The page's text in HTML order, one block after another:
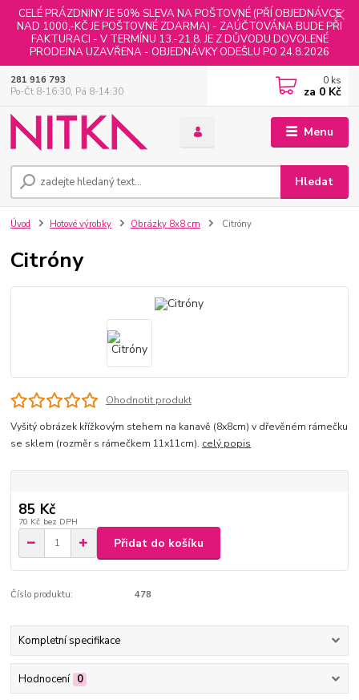
CELÉ PRÁZDNINY JE 50% SLEVA NA POŠTOVNÉ (PŘÍ OBJEDNÁVCE
NAD 1000,-KČ JE POŠTOVNÉ ZDARMA) - ZAÚČTOVÁNA BUDE PŘI
FAKTURACI - V TERMÍNU 13.-21.8. JE Z DŮVODU DOVOLENÉ
PRODEJNA UZAVŘENA - OBJEDNÁVKY ODEŠLU PO 24.8.2026
Menu
Hledat
281 916 793
Po-Čt 8-16:30, Pá 8-14:30
0 ks
za 0 Kč
Úvod Hotové výrobky Obrázky 8x8 cm Citróny
Citróny
Ohodnotit produkt
Vyšitý obrázek křížkovým stehem na kanavě (8x8cm) v dřevěném rámečku
se sklem (rozměr s rámečkem 11x11cm). celý popis
85 Kč
70 Kč bez DPH
Přidat do košíku
Číslo produktu: 478
Kompletní specifikace
Hodnocení 0